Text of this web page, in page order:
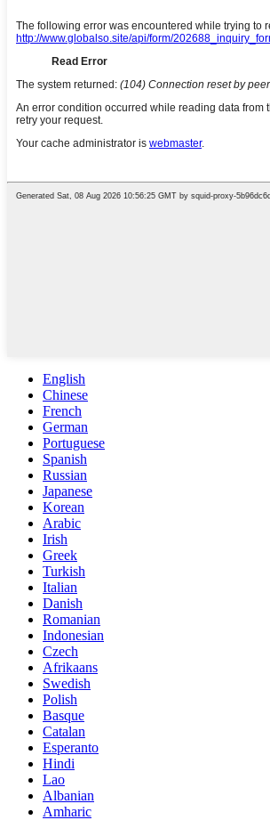
English
Chinese
French
German
Portuguese
Spanish
Russian
Japanese
Korean
Arabic
Irish
Greek
Turkish
Italian
Danish
Romanian
Indonesian
Czech
Afrikaans
Swedish
Polish
Basque
Catalan
Esperanto
Hindi
Lao
Albanian
Amharic